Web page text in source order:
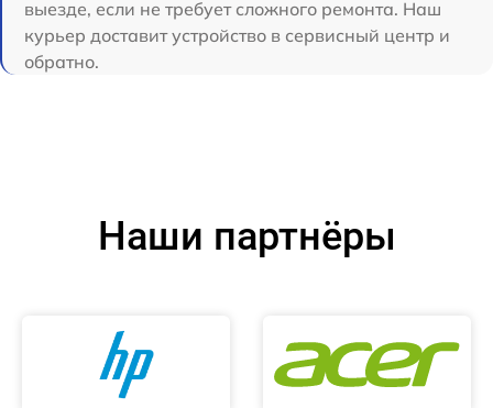
выезде, если не требует сложного ремонта. Наш
курьер доставит устройство в сервисный центр и
обратно.
Наши партнёры